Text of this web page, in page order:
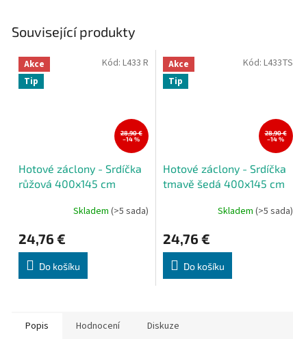
Související produkty
Akce
Tip
28,90 €
–14 %
Hotové záclony - Srdíčka
růžová 400x145 cm
Skladem (>5 sada)
24,76 €
Do košíku
Kód: L433 R
Akce
Tip
28,90 €
–14 %
Hotové záclony - Srdíčka
tmavě šedá 400x145 cm
Skladem (>5 sada)
24,76 €
Do košíku
Kód: L433TS
Popis Hodnocení Diskuze